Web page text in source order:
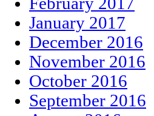
January 2017
December 2016
November 2016
October 2016
September 2016